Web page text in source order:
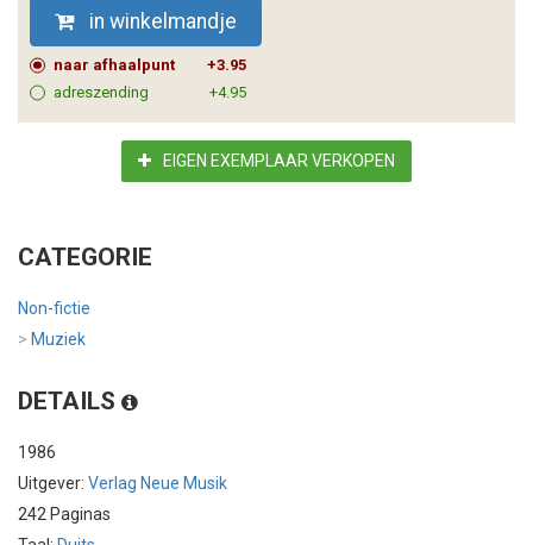
in winkelmandje
naar afhaalpunt
+3.95
adreszending
+4.95
EIGEN EXEMPLAAR VERKOPEN
CATEGORIE
Non-fictie
> Muziek
DETAILS
1986
Uitgever: Verlag Neue Musik
242 Paginas